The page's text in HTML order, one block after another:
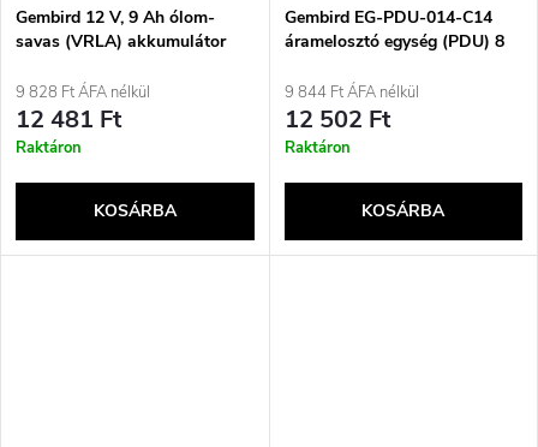
Gembird 12 V, 9 Ah ólom-
savas (VRLA) akkumulátor
9 828 Ft ÁFA nélkül
12 481 Ft
Raktáron
KOSÁRBA
Gembird EG-PDU-014-C14
áramelosztó egység (PDU) 8
9 844 Ft ÁFA nélkül
12 502 Ft
Raktáron
KOSÁRBA